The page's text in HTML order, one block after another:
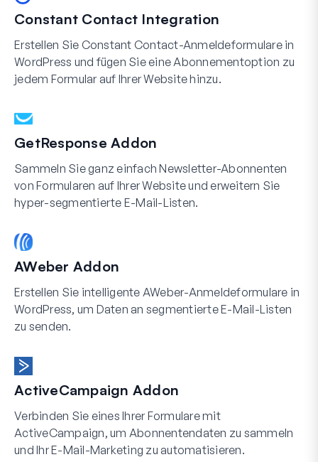
Constant Contact Integration
Erstellen Sie Constant Contact-Anmeldeformulare in
WordPress und fügen Sie eine Abonnementoption zu
jedem Formular auf Ihrer Website hinzu.
GetResponse Addon
Sammeln Sie ganz einfach Newsletter-Abonnenten
von Formularen auf Ihrer Website und erweitern Sie
hyper-segmentierte E-Mail-Listen.
AWeber Addon
Erstellen Sie intelligente AWeber-Anmeldeformulare in
WordPress, um Daten an segmentierte E-Mail-Listen
zu senden.
ActiveCampaign Addon
Verbinden Sie eines Ihrer Formulare mit
ActiveCampaign, um Abonnentendaten zu sammeln
und Ihr E-Mail-Marketing zu automatisieren.